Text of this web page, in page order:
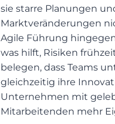
sie starre Planungen
Marktveränderungen
Agile Führung
was hilft, Risiken
belegen, dass Teams
gleichzeitig ihre
Unternehmen mit
Mitarbeitenden mehr